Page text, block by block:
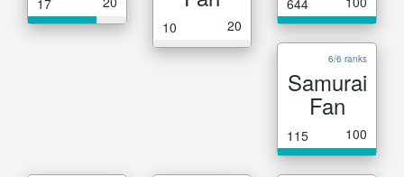
17
10 20
644
6/6 ranks
Samurai
Fan
115 100